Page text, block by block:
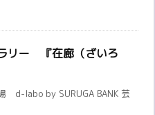
リー 『在廊（ざいろ
d-labo by SURUGA BANK 芸